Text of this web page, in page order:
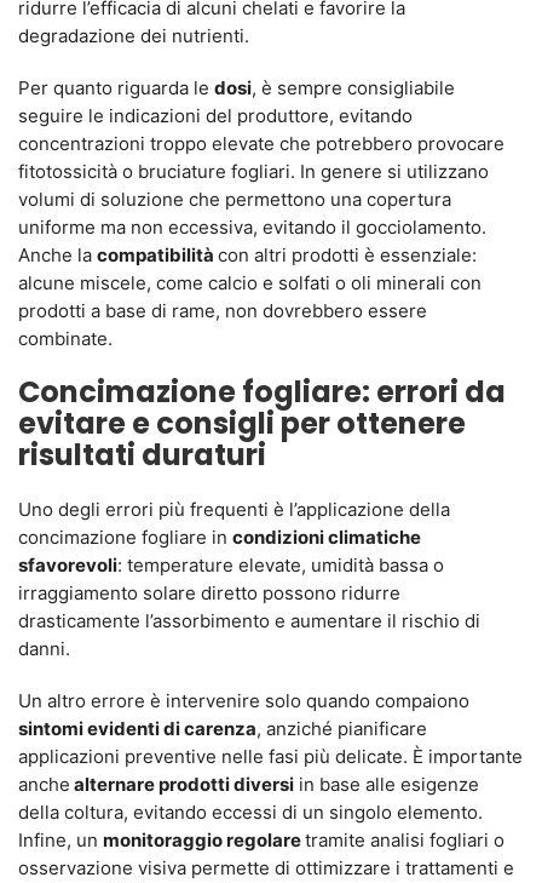
ridurre l’efficacia di alcuni chelati e favorire la
degradazione dei nutrienti.
Per quanto riguarda le dosi, è sempre consigliabile
seguire le indicazioni del produttore, evitando
concentrazioni troppo elevate che potrebbero provocare
fitotossicità o bruciature fogliari. In genere si utilizzano
volumi di soluzione che permettono una copertura
uniforme ma non eccessiva, evitando il gocciolamento.
Anche la compatibilità con altri prodotti è essenziale:
alcune miscele, come calcio e solfati o oli minerali con
prodotti a base di rame, non dovrebbero essere
combinate.
Concimazione fogliare: errori da
evitare e consigli per ottenere
risultati duraturi
Uno degli errori più frequenti è l’applicazione della
concimazione fogliare in condizioni climatiche
sfavorevoli: temperature elevate, umidità bassa o
irraggiamento solare diretto possono ridurre
drasticamente l’assorbimento e aumentare il rischio di
danni.
Un altro errore è intervenire solo quando compaiono
sintomi evidenti di carenza, anziché pianificare
applicazioni preventive nelle fasi più delicate. È importante
anche alternare prodotti diversi in base alle esigenze
della coltura, evitando eccessi di un singolo elemento.
Infine, un monitoraggio regolaretramite analisi fogliari o
osservazione visiva permette di ottimizzare i trattamenti e